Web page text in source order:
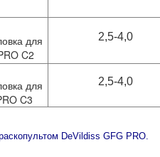
2,5-4,0
2,5-4,0
DeVildiss GFG PRO.